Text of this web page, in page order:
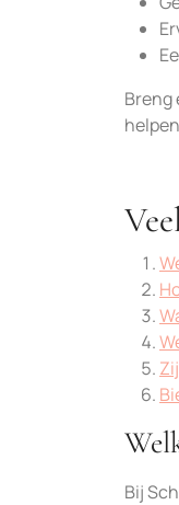
Breng
Bij